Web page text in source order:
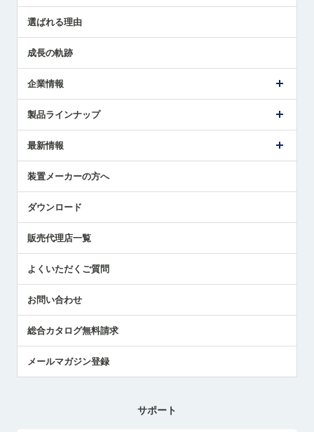
解決策提案
選ばれる理由
成長の軌跡
企業情報
ごあいさつ
受賞履歴
採用情報
国/地域/言語
製品ラインナップ
ツールセッタ製品
エアマイクロセンサ製品
最新情報
メトロールの技術
社員ブログ
中小企業のBCP地震対策
センサのテクニカルガイド
社長ブログ
装置メーカーの方へ
ダウンロード
販売代理店一覧
よくいただくご質問
お問い合わせ
総合カタログ無料請求
メールマガジン登録
サポート